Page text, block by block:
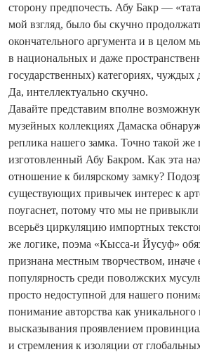
сторону предпочесть. Абу Бакр —
мой взгляд, было бы скучно
окончательного аргумента и в целом
в национальных и даже
государственных) категориях,
Да, интеллектуально скучно.
Давайте представим вполне
музейных коллекциях Дамаска
реплика нашего замка. Точно такой же
изготовленный Абу Бакром. Как эта
отношение к билярскому замку?
существующих привычек интерес к
поугаснет, потому что мы не
всерьёз циркуляцию импортных
же логике, поэма «Кысса-и Йусуф»
признана местным творчеством, иначе
популярность среди поволжских
просто недоступной для нашего
понимание авторства как уникального
высказывания проявлением
и стремления к изоляции от